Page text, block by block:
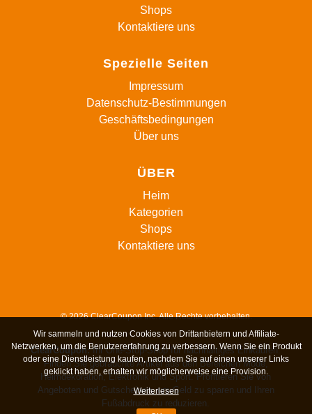
Shops
Kontaktiere uns
Spezielle Seiten
Impressum
Datenschutz-Bestimmungen
Geschäftsbedingungen
Über uns
ÜBER
Heim
Kategorien
Shops
Kontaktiere uns
© 2026 ClearCoupon Inc. Alle Rechte vorbehalten.
ClearCoupon:Ihr One-Stop-Shop für nachhaltiges Einkaufen.
Finden Sie gebrauchte Artikel aus den Bereichen Mode,
Heimdekoration, Elektronik und Sport. Profitieren Sie von
Angeboten und Gutscheinen, um Geld zu sparen und Ihren
Fußabdruck zu reduzieren.
Wir sammeln und nutzen Cookies von Drittanbietern und Affiliate-
Netzwerken, um die Benutzererfahrung zu verbessern. Wenn Sie ein Produkt
oder eine Dienstleistung kaufen, nachdem Sie auf einen unserer Links
geklickt haben, erhalten wir möglicherweise eine Provision.
Weiterlesen